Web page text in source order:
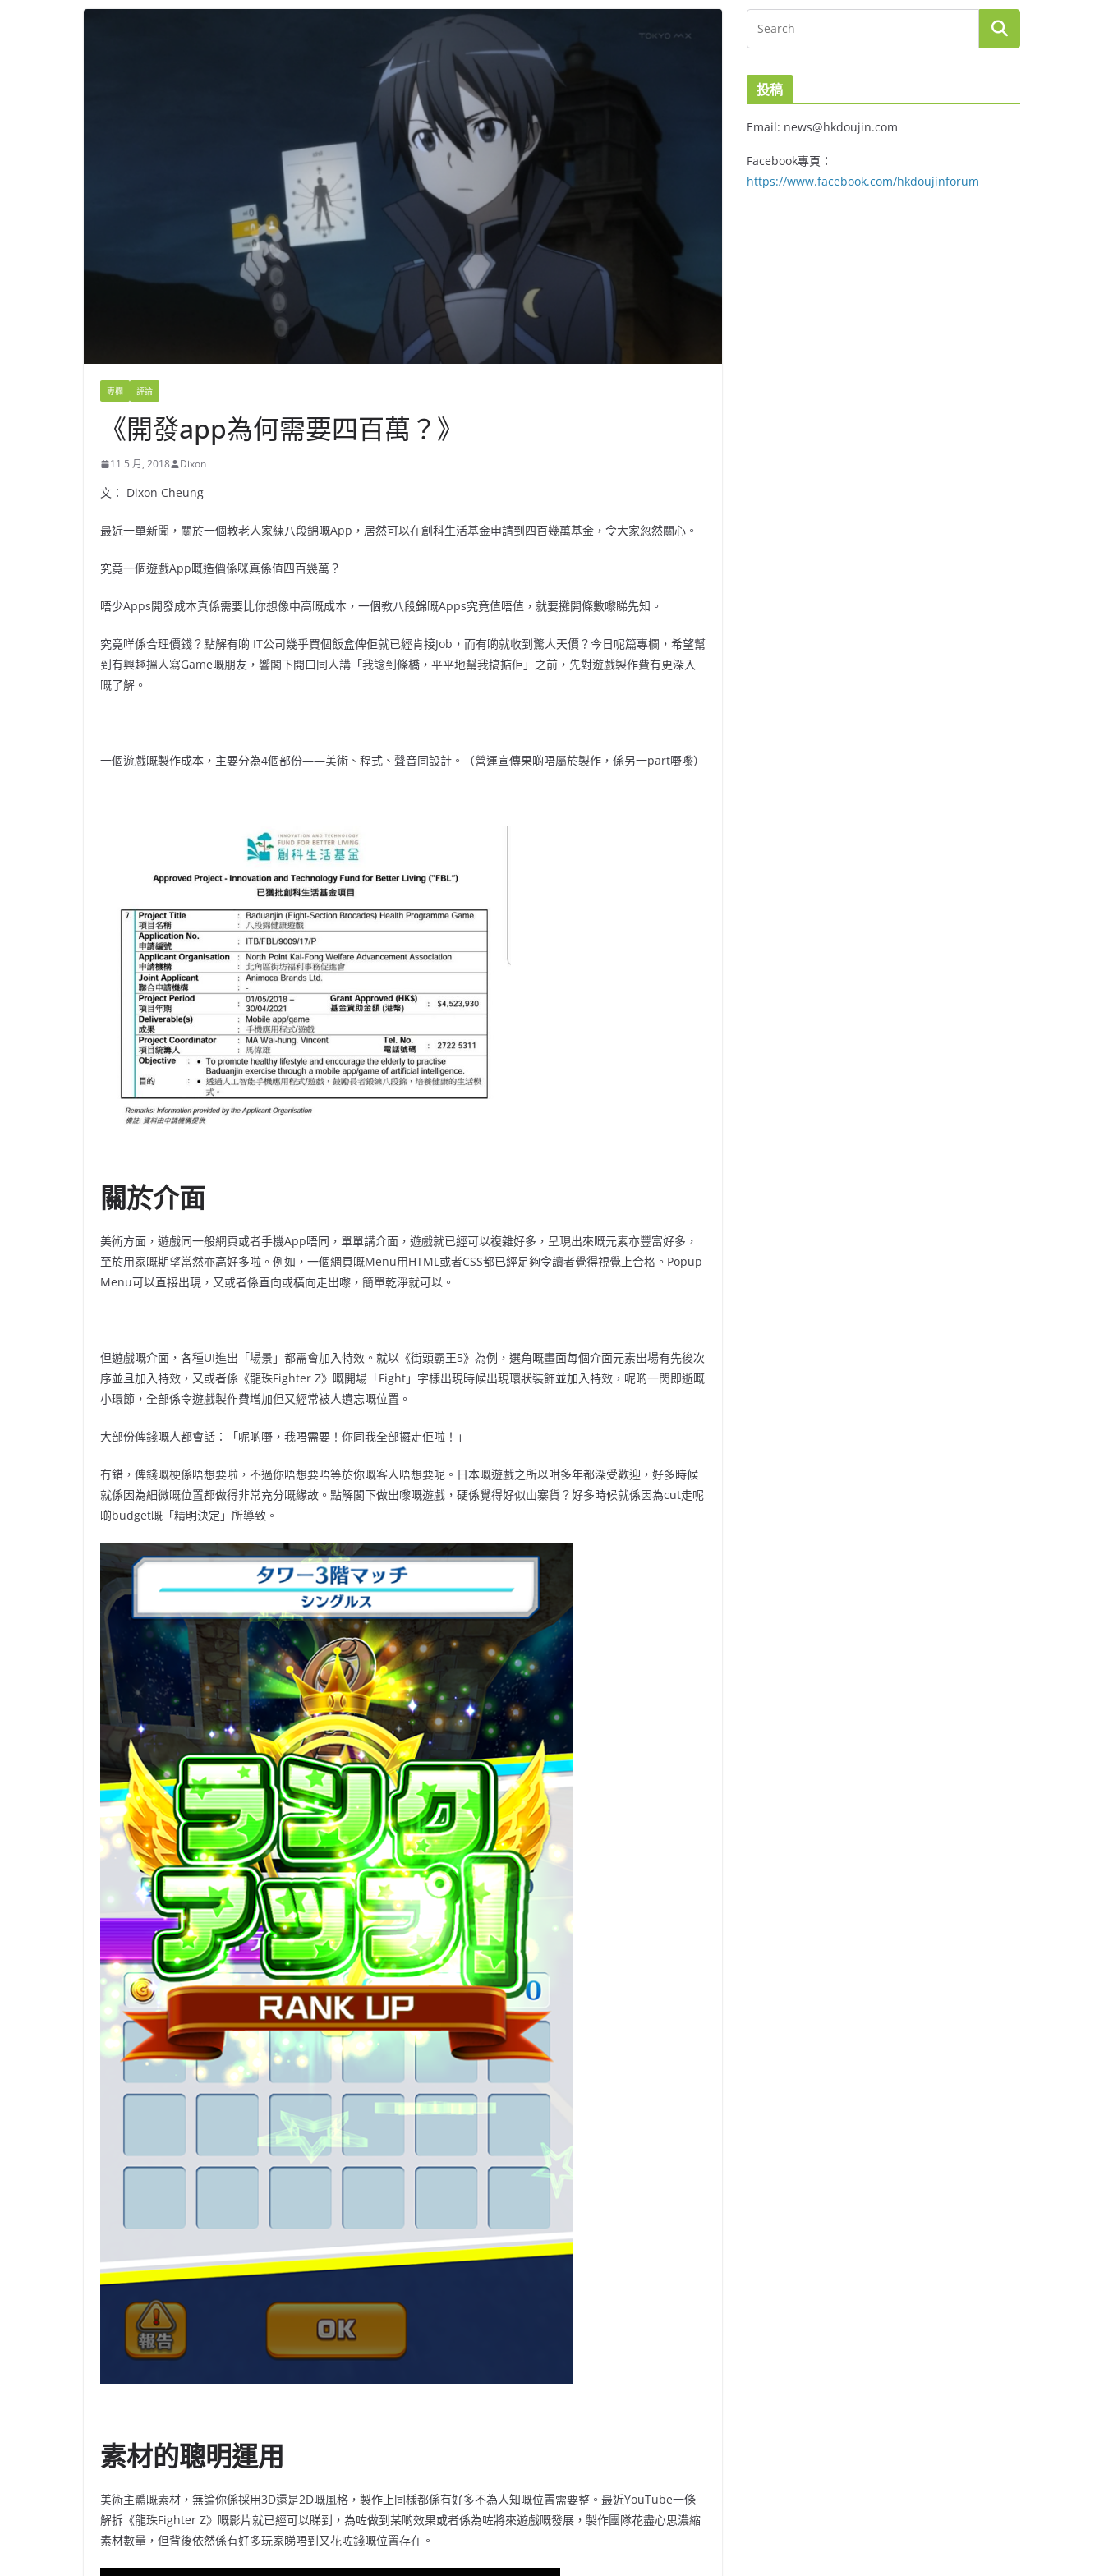
專欄 評論
《開發app為何需要四百萬？》
11 5 月, 2018 Dixon
文： Dixon Cheung
最近一單新聞，關於一個教老人家練八段錦嘅App，居然可以在創科生活基金申請到四百幾萬基金，令大家忽然關心。
究竟一個遊戲App嘅造價係咪真係值四百幾萬？
唔少Apps開發成本真係需要比你想像中高嘅成本，一個教八段錦嘅Apps究竟值唔值，就要攤開條數嚟睇先知。
究竟咩係合理價錢？點解有啲 IT公司幾乎買個飯盒俾佢就已經肯接Job，而有啲就收到驚人天價？今日呢篇專欄，希望幫
到有興趣搵人寫Game嘅朋友，響閣下開口同人講「我諗到條橋，平平地幫我搞掂佢」之前，先對遊戲製作費有更深入
嘅了解。
一個遊戲嘅製作成本，主要分為4個部份——美術、程式、聲音同設計。（營運宣傳果啲唔屬於製作，係另一part嘢嚟）
關於介面
美術方面，遊戲同一般網頁或者手機App唔同，單單講介面，遊戲就已經可以複雜好多，呈現出來嘅元素亦豐富好多，
至於用家嘅期望當然亦高好多啦。例如，一個網頁嘅Menu用HTML或者CSS都已經足夠令讀者覺得視覺上合格。Popup
Menu可以直接出現，又或者係直向或橫向走出嚟，簡單乾淨就可以。
但遊戲嘅介面，各種UI進出「場景」都需會加入特效。就以《街頭霸王5》為例，選角嘅畫面每個介面元素出場有先後次
序並且加入特效，又或者係《龍珠Fighter Z》嘅開場「Fight」字樣出現時候出現環狀裝飾並加入特效，呢啲一閃即逝嘅
小環節，全部係令遊戲製作費增加但又經常被人遺忘嘅位置。
大部份俾錢嘅人都會話：「呢啲嘢，我唔需要！你同我全部攞走佢啦！」
冇錯，俾錢嘅梗係唔想要啦，不過你唔想要唔等於你嘅客人唔想要呢。日本嘅遊戲之所以咁多年都深受歡迎，好多時候
就係因為細微嘅位置都做得非常充分嘅緣故。點解閣下做出嚟嘅遊戲，硬係覺得好似山寨貨？好多時候就係因為cut走呢
啲budget嘅「精明決定」所導致。
素材的聰明運用
美術主體嘅素材，無論你係採用3D還是2D嘅風格，製作上同樣都係有好多不為人知嘅位置需要整。最近YouTube一條
解拆《龍珠Fighter Z》嘅影片就已經可以睇到，為咗做到某啲效果或者係為咗將來遊戲嘅發展，製作團隊花盡心思濃縮
素材數量，但背後依然係有好多玩家睇唔到又花咗錢嘅位置存在。
投稿
Email: news@hkdoujin.com
Facebook專頁：
https://www.facebook.com/hkdoujinforum